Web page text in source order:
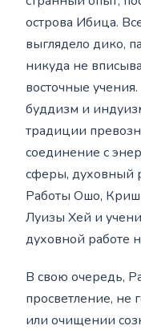
острова Ибица.
выглядело дико,
никуда не
восточные
буддизм и
традиции
соединение с
сферы, духовный
Работы Ошо,
Луизы Хей и
духовной работе
В свою очередь,
просветление, не
или очищении